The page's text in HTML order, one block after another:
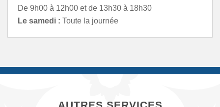
De 9h00 à 12h00 et de 13h30 à 18h30
Le samedi : Toute la journée